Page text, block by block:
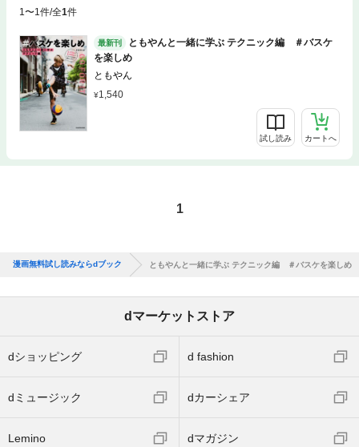
1〜1件/全1件
最新刊
ともやんと一緒に学ぶ テクニック編 ＃バスケ
を楽しめ
ともやん
1,540
試し読み カートへ
1
漫画無料試し読みならdブック ともやんと一緒に学ぶ テクニック編 ＃バスケを楽しめ
dマーケットストア
dショッピング d fashion
dミュージック dカーシェア
Lemino dマガジン